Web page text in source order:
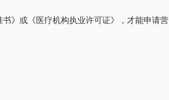
》或《医疗机构执业许可证》，才能申请营